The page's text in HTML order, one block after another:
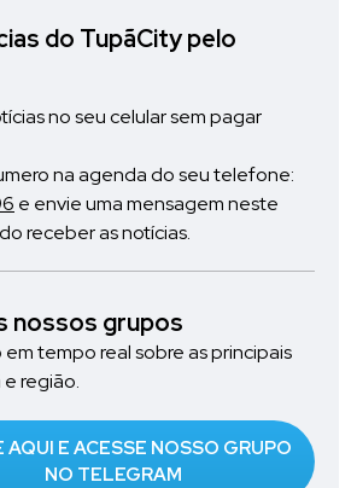
do TupãCity pelo
no seu celular sem pagar
na agenda do seu telefone:
e envie uma mensagem neste
receber as notícias.
nossos grupos
tempo real sobre as principais
região.
AQUI E ACESSE NOSSO GRUPO
NO TELEGRAM